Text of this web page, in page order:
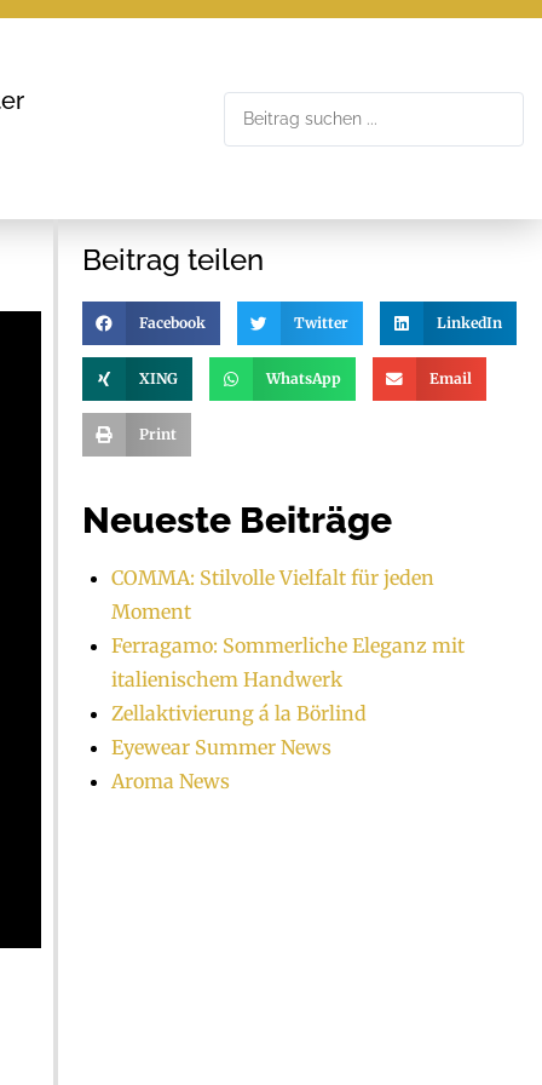
Beitrag teilen
Facebook Twitter LinkedIn
XING WhatsApp Email
Print
Neueste Beiträge
COMMA: Stilvolle Vielfalt für jeden
Moment
Ferragamo: Sommerliche Eleganz mit
italienischem Handwerk
Zellaktivierung á la Börlind
Eyewear Summer News
Aroma News